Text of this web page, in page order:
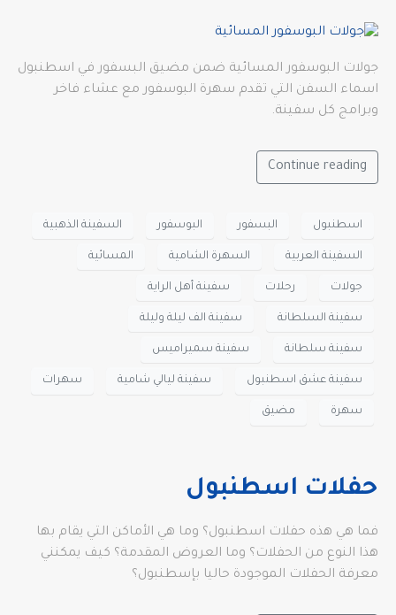
جولات البوسفور المسائية ضمن مضيق البسفور في اسطنبول
اسماء السفن التي تقدم سهرة البوسفور مع عشاء فاخر
وبرامج كل سفينة.
Continue reading
اسطنبول البسفور البوسفور السفينة الذهبية
السفينة العربية السهرة الشامية المسائية
جولات رحلات سفينة أهل الراية
سفينة السلطانة سفينة الف ليلة وليلة
سفينة سلطانة سفينة سميراميس
سفينة عشق اسطنبول سفينة ليالي شامية سهرات
سهرة مضيق
حفلات اسطنبول
فما هي هذه حفلات اسطنبول؟ وما هي الأماكن التي يقام بها
هذا النوع من الحفلات؟ وما العروض المقدمة؟ كيف يمكنني
معرفة الحفلات الموجودة حاليا بإسطنبول؟